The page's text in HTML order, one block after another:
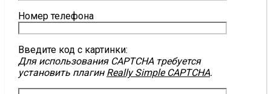
Номер телефона
Введите код с картинки:
Для использования CAPTCHA требуется
установить плагин Really Simple CAPTCHA.